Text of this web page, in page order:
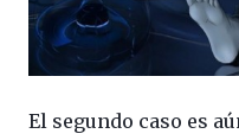
El segundo caso es